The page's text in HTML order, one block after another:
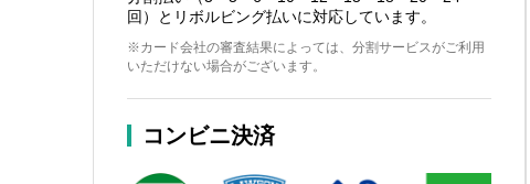
回）とリボルビング払いに対応しています。
※カード会社の審査結果によっては、分割サービスがご利用
いただけない場合がございます。
コンビニ決済